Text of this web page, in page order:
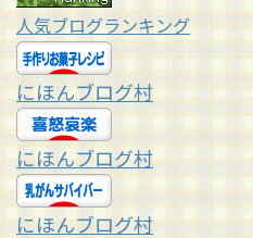
人気ブログランキング
にほんブログ村
にほんブログ村
にほんブログ村